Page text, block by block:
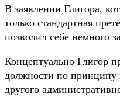
В заявлении Глигора,
только стандартная
позволил себе немного
Концептуально Глигор
должности по принципу
другого